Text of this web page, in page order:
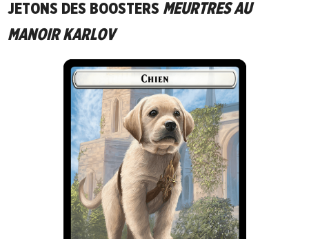
JETONS DES BOOSTERS MEURTRES AU
MANOIR KARLOV